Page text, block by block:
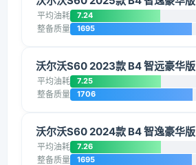
平均油耗 7.24
整备质量 1695
沃尔沃S60 2023款 B4 智远豪华版
平均油耗 7.25
整备质量 1706
沃尔沃S60 2024款 B4 智逸豪华版
平均油耗 7.26
整备质量 1695